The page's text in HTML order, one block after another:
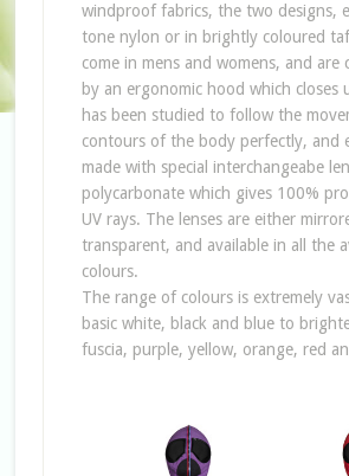
windproof fabrics, the two designs,
tone nylon or in brightly coloured
come in mens and womens, and are
by an ergonomic hood which closes
has been studied to follow the
contours of the body perfectly, and
made with special interchangeabe
polycarbonate which gives 100%
UV rays. The lenses are either
transparent, and available in all the
colours.
The range of colours is extremely
basic white, black and blue to
fuscia, purple, yellow, orange, red